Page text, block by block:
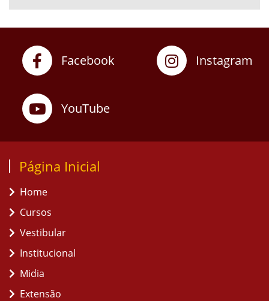
Facebook Instagram
YouTube
Página Inicial
Home
Cursos
Vestibular
Institucional
Midia
Extensão